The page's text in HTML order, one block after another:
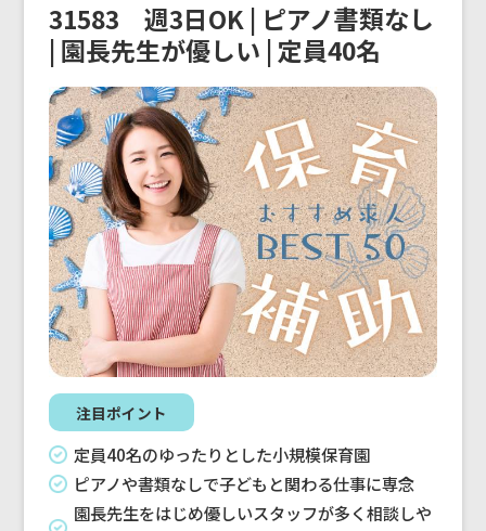
31583 週3日OK | ピアノ書類なし
| 園長先生が優しい | 定員40名
注目ポイント
定員40名のゆったりとした小規模保育園
ピアノや書類なしで子どもと関わる仕事に専念
園長先生をはじめ優しいスタッフが多く相談しや